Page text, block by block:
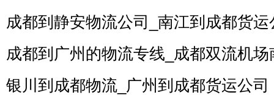
成都到静安物流公司_南江到成都货运
成都到广州的物流专线_成都双流机
银川到成都物流_广州到成都货运公司